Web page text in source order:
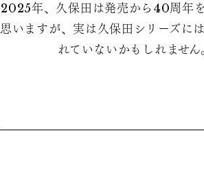
2025年、久保田は発売から40周年
思いますが、実は久保田シリーズに
れていないかもしれませ